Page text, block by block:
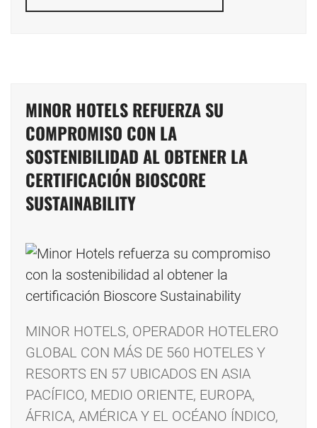
MINOR HOTELS REFUERZA SU
COMPROMISO CON LA
SOSTENIBILIDAD AL OBTENER LA
CERTIFICACIÓN BIOSCORE
SUSTAINABILITY
MINOR HOTELS, OPERADOR HOTELERO
GLOBAL CON MÁS DE 560 HOTELES Y
RESORTS EN 57 UBICADOS EN ASIA
PACÍFICO, MEDIO ORIENTE, EUROPA,
ÁFRICA, AMÉRICA Y EL OCÉANO ÍNDICO,